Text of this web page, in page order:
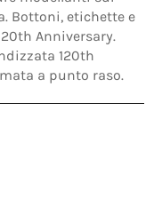
Bottoni, etichette e
Anniversary.
120th
a punto raso.